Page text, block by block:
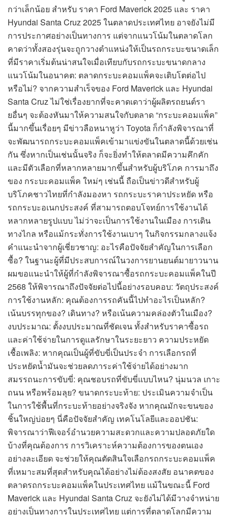
กว่าเล็กน้อย สำหรับ ราคา Ford Maverick 2025 และ ราคา
Hyundai Santa Cruz 2025 ในตลาดประเทศไทย อาจยังไม่มี
การประกาศอย่างเป็นทางการ แต่จากแนวโน้มในตลาดโลก
คาดว่าทั้งสองรุ่นจะถูกวางตำแหน่งให้เป็นรถกระบะขนาดเล็ก
ที่มีราคาเริ่มต้นน่าสนใจเมื่อเทียบกับรถกระบะขนาดกลาง
แนวโน้มในอนาคต: ตลาดกระบะคอมแพ็คจะเติบโตต่อไป
หรือไม่? จากความสำเร็จของ Ford Maverick และ Hyundai
Santa Cruz ไม่ใช่เรื่องยากที่จะคาดเดาว่าผู้ผลิตรถยนต์รา
ยอื่นๆ จะต้องหันมาให้ความสนใจกับตลาด “กระบะคอมแพ็ค”
นี้มากขึ้นเรื่อยๆ มีข่าวลือหนาหูว่า Toyota ก็กำลังพิจารณาที่
จะพัฒนารถกระบะคอมแพ็คเข้ามาแข่งขันในตลาดนี้ด้วยเช่น
กัน ซึ่งหากเป็นเช่นนั้นจริง ก็จะยิ่งทำให้ตลาดมีความคึกคัก
และมีตัวเลือกที่หลากหลายมากขึ้นสำหรับผู้บริโภค การมาถึง
ของ กระบะคอมแพ็ค ใหม่ๆ เช่นนี้ ถือเป็นข่าวดีสำหรับผู้
บริโภคชาวไทยที่กำลังมองหา รถกระบะราคาประหยัด หรือ
รถกระบะอเนกประสงค์ ที่สามารถตอบโจทย์การใช้งานได้
หลากหลายรูปแบบ ไม่ว่าจะเป็นการใช้งานในเมือง การเดิน
ทางไกล หรือแม้กระทั่งการใช้งานเบาๆ ในกิจกรรมกลางแจ้ง
คำแนะนำจากผู้เชี่ยวชาญ: อะไรคือปัจจัยสำคัญในการเลือก
ซื้อ? ในฐานะผู้ที่มีประสบการณ์ในวงการยานยนต์มายาวนาน
ผมขอแนะนำให้ผู้ที่กำลังพิจารณาซื้อรถกระบะคอมแพ็คในปี
2568 ให้พิจารณาถึงปัจจัยต่อไปนี้อย่างรอบคอบ: วัตถุประสงค์
การใช้งานหลัก: คุณต้องการรถคันนี้ไปทำอะไรเป็นหลัก?
เน้นบรรทุกของ? เดินทาง? หรือเน้นความคล่องตัวในเมือง?
งบประมาณ: ตั้งงบประมาณที่ชัดเจน ทั้งสำหรับราคาซื้อรถ
และค่าใช้จ่ายในการดูแลรักษาในระยะยาว ความประหยัด
เชื้อเพลิง: หากคุณเป็นผู้ที่ขับขี่เป็นประจำ การเลือกรถที่
ประหยัดน้ำมันจะช่วยลดภาระค่าใช้จ่ายได้อย่างมาก
สมรรถนะการขับขี่: คุณชอบรถที่ขับขี่แบบไหน? นุ่มนวล เกาะ
ถนน หรือพร้อมลุย? ขนาดกระบะท้าย: ประเมินความจำเป็น
ในการใช้พื้นที่กระบะท้ายอย่างจริงจัง หากคุณมักจะขนของ
ชิ้นใหญ่บ่อยๆ นี่คือปัจจัยสำคัญ เทคโนโลยีและออปชัน:
พิจารณาว่าฟีเจอร์อำนวยความสะดวกและความปลอดภัยใด
บ้างที่คุณต้องการ การวิเคราะห์ความต้องการของตนเอง
อย่างละเอียด จะช่วยให้คุณตัดสินใจเลือกรถกระบะคอมแพ็ค
ที่เหมาะสมที่สุดสำหรับคุณได้อย่างไม่ต้องสงสัย อนาคตของ
ตลาดรถกระบะคอมแพ็คในประเทศไทย แม้ในขณะนี้ Ford
Maverick และ Hyundai Santa Cruz จะยังไม่ได้มีวางจำหน่าย
อย่างเป็นทางการในประเทศไทย แต่การที่ตลาดโลกมีความ